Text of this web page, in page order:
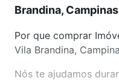
Brandina,
Por que comprar
Vila Brandina,
Nós te ajudamos